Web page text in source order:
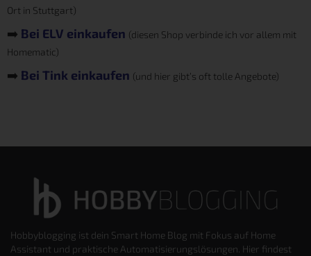
Ort in Stuttgart)
➡️ Bei ELV einkaufen (diesen Shop verbinde ich vor allem mit
Homematic)
➡️ Bei Tink einkaufen (und hier gibt’s oft tolle Angebote)
Hobbyblogging ist dein Smart Home Blog mit Fokus auf Home
Assistant und praktische Automatisierungslösungen. Hier findest